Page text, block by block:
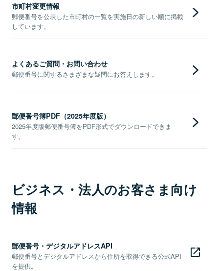
市町村変更情報
郵便番号を公表した市町村の一覧を実施日の新しい順に掲載
しています。
よくあるご質問・お問い合わせ
郵便番号に関するさまざまな疑問にお答えします。
郵便番号簿PDF（2025年度版）
2025年度版郵便番号簿をPDF形式でダウンロードできま
す。
ビジネス・法人のお客さま向け
情報
郵便番号・デジタルアドレスAPI
郵便番号とデジタルアドレスから住所を取得できる公式API
を提供。